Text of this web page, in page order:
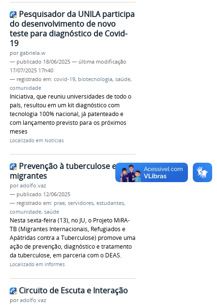
Pesquisador da UNILA participa
do desenvolvimento de novo
teste para diagnóstico de Covid-
19
porgabriela.w
— publicado 18/06/2025 — última modificação
17/07/2025 17h40
— registrado em: covid-19, biotecnologia, saúde,
comunidade
Iniciativa, que reuniu universidades de todo o
país, resultou em um kit diagnóstico com
tecnologia 100% nacional, já patenteado e
com lançamento previsto para os próximos
meses
Localizado em Notícias
Prevenção à tuberculose entre
migrantes
poradolfo.vaz
— publicado 12/06/2025
— registrado em: prae, servidores, estudantes,
comunidade, saúde
Nesta sexta-feira (13), no JU, o Projeto MiRA-
TB (Migrantes Internacionais, Refugiados e
Apátridas contra a Tuberculose) promove uma
ação de prevenção, diagnóstico e tratamento
da tuberculose, em parceria com o DEAS.
Localizado em Informes
Circuito de Escuta e Interação
poradolfo.vaz